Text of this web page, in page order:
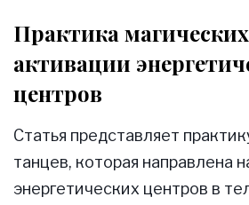
Практика
активации
центров
Статья представляет
танцев, которая направлена
энергетических центров в